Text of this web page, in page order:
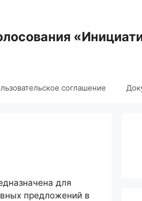
соглашение
для
предложений в